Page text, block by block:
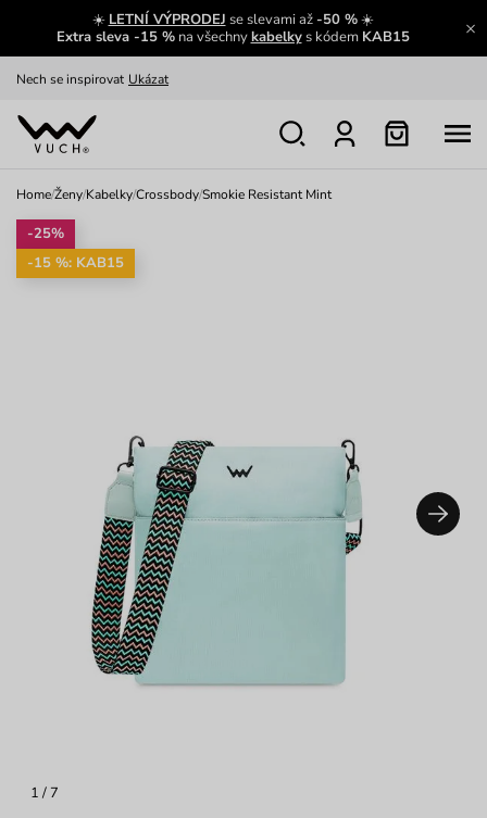
☀️ LETNÍ VÝPRODEJ se slevami až -50 %☀️
Extra sleva -15 %na všechnykabelkys kódem KAB15
Oblíbenci jsou zpět Prohlédnout
Nech se inspirovat Ukázat
Home/Ženy/Kabelky/Crossbody/Smokie Resistant Mint
1 / 7
-25%
-15 %: KAB15